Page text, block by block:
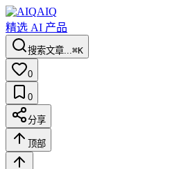
AIQ
精选 AI 产品
搜索文章...⌘K
0
0
分享
顶部